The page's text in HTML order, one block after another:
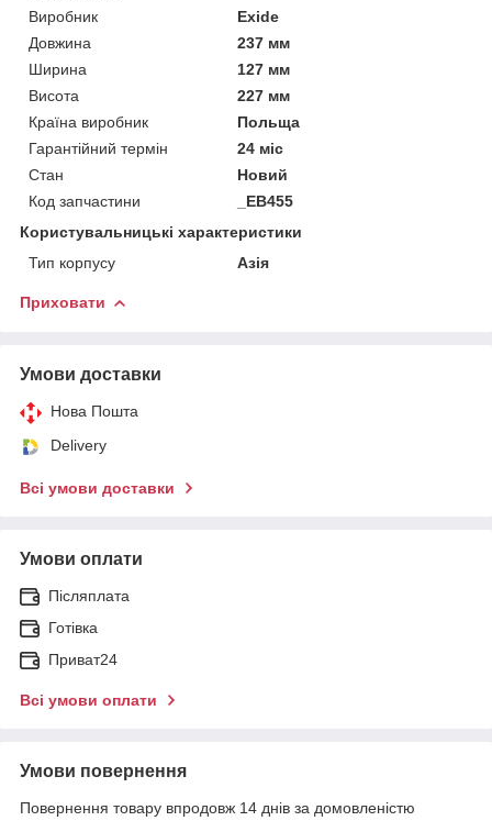
Виробник
Exide
Довжина
237 мм
Ширина
127 мм
Висота
227 мм
Країна виробник
Польща
Гарантійний термін
24 міс
Стан
Новий
Код запчастини
_EB455
Користувальницькі характеристики
Тип корпусу
Азія
Приховати
Умови доставки
Нова Пошта
Delivery
Всі умови доставки
Умови оплати
Післяплата
Готівка
Приват24
Всі умови оплати
Умови повернення
Повернення товару впродовж 14 днів за домовленістю